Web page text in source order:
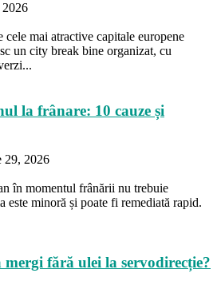
2026
cele mai atractive capitale europene
un city break bine organizat, cu
la frânare: 10 cauze și
29, 2026
în momentul frânării nu trebuie
este minoră și poate fi remediată rapid.
mergi fără ulei la servodirecție?